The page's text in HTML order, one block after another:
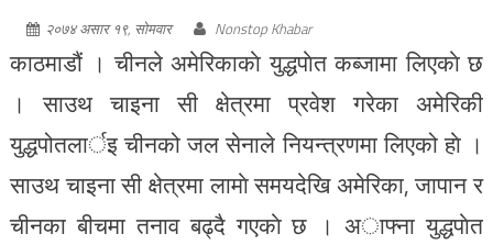
२०७४ असार १९, सोमवार Nonstop Khabar
काठमाडौं । चीनले अमेरिकाकाे युद्धपाेत कब्जामा लिएकाे छ
। साउथ चाइना सी क्षेत्रमा प्रवेश गरेका अमेरिकी
युद्धपोतलार्इ चीनको जल सेनाले नियन्त्रणमा लिएको हाे ।
साउथ चाइना सी क्षेत्रमा लामाे समयदेखि अमेरिका, जापान र
चीनका बीचमा तनाव बढ्दै गएकाे छ । अाफ्ना युद्धपाेत